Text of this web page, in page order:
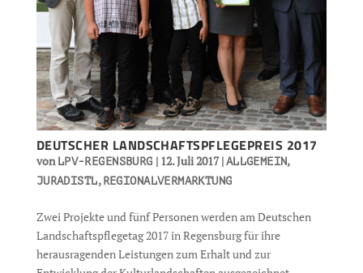
DEUTSCHER LANDSCHAFTSPFLEGEPREIS 2017
von LPV-REGENSBURG | 12. Juli 2017| ALLGEMEIN,
JURADISTL, REGIONALVERMARKTUNG
Zwei Projekte und fünf Personen werden am Deutschen
Landschaftspflegetag 2017 in Regensburg für ihre
herausragenden Leistungen zum Erhalt und zur